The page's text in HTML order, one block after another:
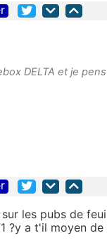
DELTA et je
les pubs de
?y a t'il moyen